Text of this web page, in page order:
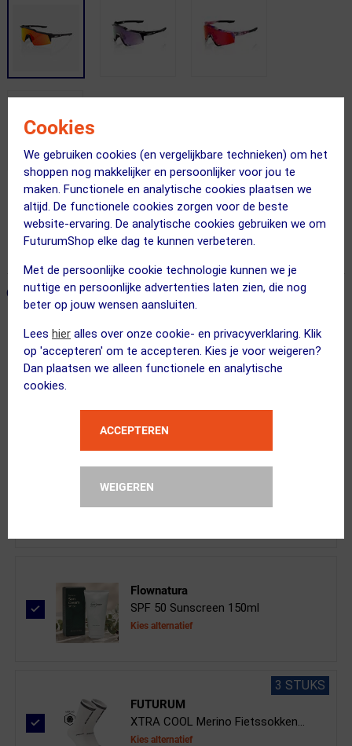
Cookies
We gebruiken cookies (en vergelijkbare technieken) om het
shoppen nog makkelijker en persoonlijker voor jou te
maken. Functionele en analytische cookies plaatsen we
altijd. De functionele cookies zorgen voor de beste
website-ervaring. De analytische cookies gebruiken we om
FuturumShop elke dag te kunnen verbeteren.
Met de persoonlijke cookie technologie kunnen we je
nuttige en persoonlijke advertenties laten zien, die nog
beter op jouw wensen aansluiten.
Lees hier alles over onze cookie- en privacyverklaring. Klik
op 'accepteren' om te accepteren. Kies je voor weigeren?
Dan plaatsen we alleen functionele en analytische
cookies.
ACCEPTEREN
WEIGEREN
Gratis bezorging & retourneren
Voor 23:00 uur besteld, morgen in huis
← Terug naar productnavigatie
ONZE AANBEVOLEN COMBINATIE
100%
Speedcraft SL Sport Zonnebril Zwart...
Clear Vision Spray 50ml
Flownatura
SPF 50 Sunscreen 150ml
Kies alternatief
3 STUKS
FUTURUM
XTRA COOL Merino Fietssokken...
Kies alternatief